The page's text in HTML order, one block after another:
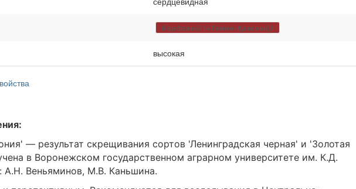
Бордовый (=Темно-Красный)
высокая
— результат скрещивания сортов 'Ленинградская черная' и 'Золотая
в Воронежском государственном аграрном университете им. К.Д.
А.Н. Веньяминов, М.В. Каньшина.